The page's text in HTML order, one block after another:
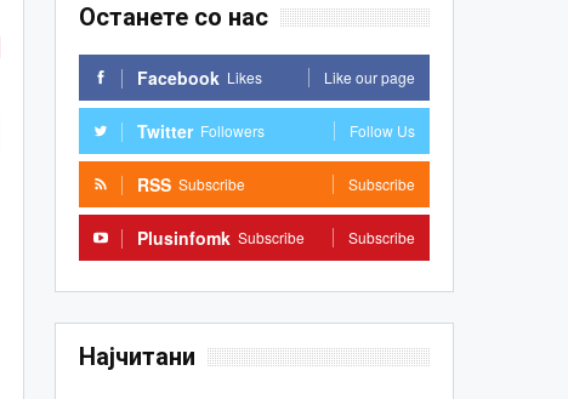
Останете со нас
Facebook Likes Like our page
Twitter Followers Follow Us
RSS Subscribe Subscribe
Plusinfomk Subscribe Subscribe
Најчитани